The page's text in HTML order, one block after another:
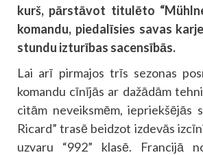
kurš, pārstāvot titulēto
komandu, piedalīsies savas
stundu izturības sacensībās.
Lai arī pirmajos trīs sezonas
komandu cīnījās ar dažādām
citām neveiksmēm, iepriekšējās
Ricard” trasē beidzot izdevās
uzvaru “992” klasē. Francijā